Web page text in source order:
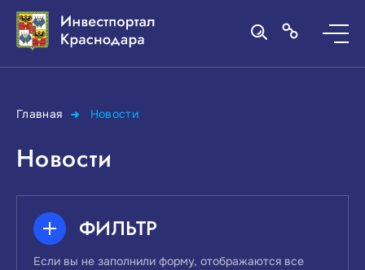
Главная Новости
Новости
ФИЛЬТР
Если вы не заполнили форму, отображаются все